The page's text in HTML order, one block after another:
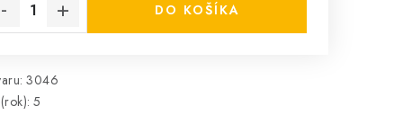
DO KOŠÍKA
3046
: 5